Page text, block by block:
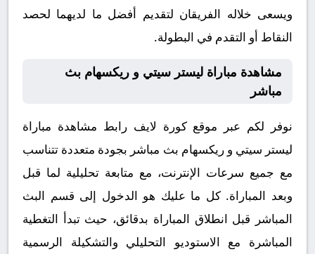
ويسعى خلاله الفريقان لتقديم أفضل ما لديهما لحصد
النقاط أو التقدم في البطولة.
مشاهدة مباراة ليستر سيتي و ريكسهام بث
مباشر
نوفر لكم عبر موقع كورة لايف رابط مشاهدة مباراة
ليستر سيتي و ريكسهام بث مباشر بجودة متعددة تتناسب
مع جميع سرعات الإنترنت، مع متابعة تحليلية لما قبل
وبعد المباراة. كل ما عليك هو الدخول إلى قسم البث
المباشر قبل انطلاق المباراة بدقائق، حيث تبدأ التغطية
المباشرة مع الاستوديو التحليلي والتشكيلة الرسمية